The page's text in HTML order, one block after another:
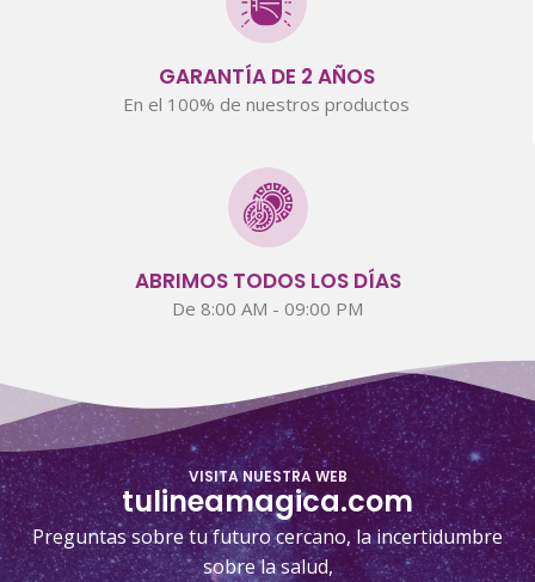
GARANTÍA DE 2 AÑOS
En el 100% de nuestros productos
ABRIMOS TODOS LOS DÍAS
De 8:00 AM - 09:00 PM
VISITA NUESTRA WEB
tulineamagica.com
Preguntas sobre tu futuro cercano, la incertidumbre
sobre la salud,